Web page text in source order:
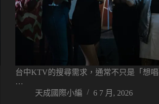
台中KTV的搜尋需求，通常不只是「想唱
…
天成國際小編
6 7 月, 2026